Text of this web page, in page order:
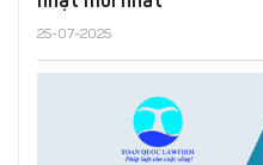
25-07-2025